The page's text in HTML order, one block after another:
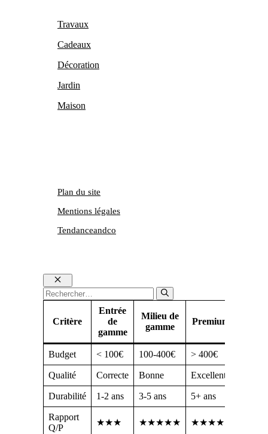
Travaux
Cadeaux
Décoration
Jardin
Maison
Tendanceandco
Plan du site
Mentions légales
Fermer
Rechercher :
Critère
Entrée
de
gamme
Milieu de
gamme
Premium
Budget < 100€ 100-400€ > 400€
Qualité Correcte Bonne Excellente
Durabilité 1-2 ans 3-5 ans 5+ ans
Rapport
Q/P
★★★ ★★★★★ ★★★★